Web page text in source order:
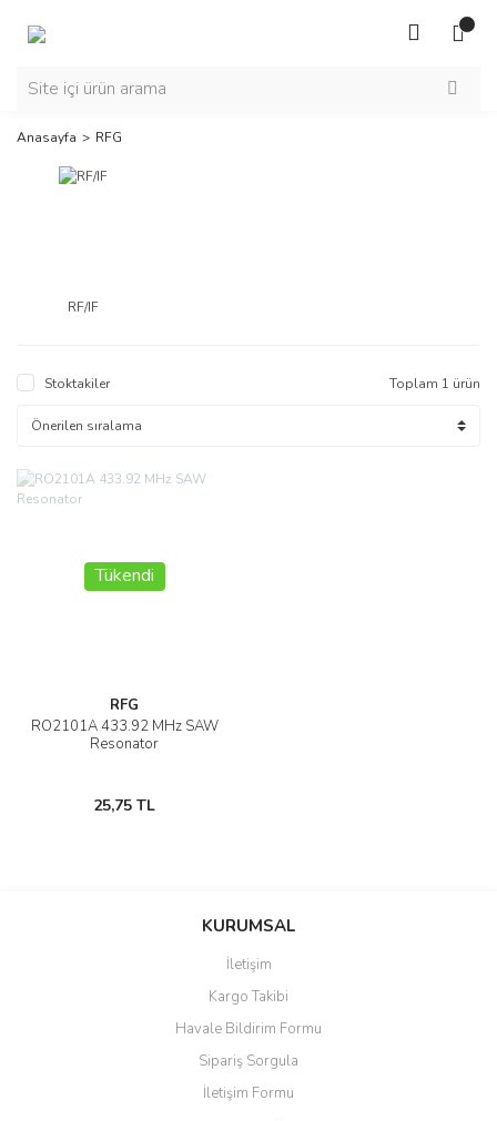
Anasayfa RFG
RF/IF
Stoktakiler Toplam 1 ürün
Tükendi
RFG
RO2101A 433.92 MHz SAW
Resonator
25,75 TL
KURUMSAL
İletişim
Kargo Takibi
Havale Bildirim Formu
Sipariş Sorgula
İletişim Formu